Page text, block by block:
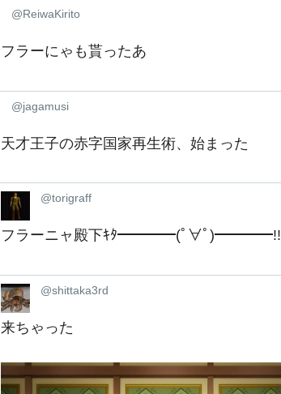
@ReiwaKirito
フラーにゃも貰ったあ
@jagamusi
天才王子の赤字国家再生術、始まった
@torigraff
フラーニャ殿下ｷﾀ━━━━(ﾟ∀ﾟ)━━━━!!
@shittaka3rd
来ちゃった